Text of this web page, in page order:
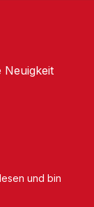
Neuigkeit
und bin